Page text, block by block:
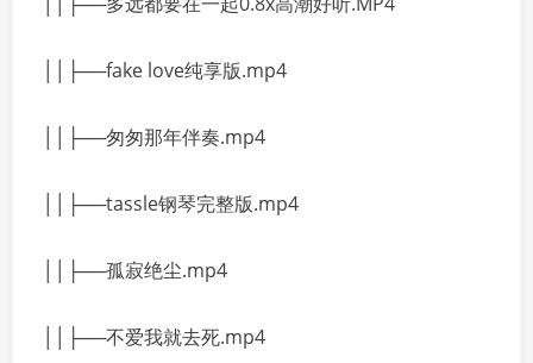
││├──fake love纯享版.mp4
││├──匆匆那年伴奏.mp4
││├──tassle钢琴完整版.mp4
││├──孤寂绝尘.mp4
││├──不爱我就去死.mp4